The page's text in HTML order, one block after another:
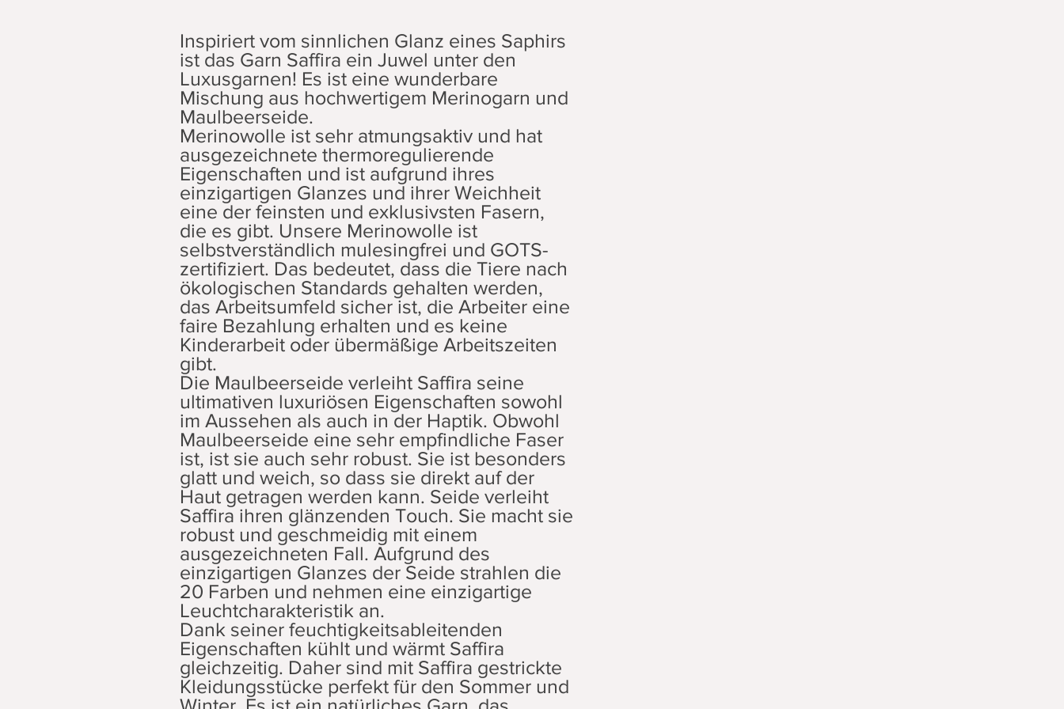
Inspiriert vom sinnlichen Glanz eines Saphirs
ist das Garn Saffira ein Juwel unter den
Luxusgarnen! Es ist eine wunderbare
Mischung aus hochwertigem Merinogarn und
Maulbeerseide.
Merinowolle ist sehr atmungsaktiv und hat
ausgezeichnete thermoregulierende
Eigenschaften und ist aufgrund ihres
einzigartigen Glanzes und ihrer Weichheit
eine der feinsten und exklusivsten Fasern,
die es gibt. Unsere Merinowolle ist
selbstverständlich mulesingfrei und GOTS-
zertifiziert. Das bedeutet, dass die Tiere nach
ökologischen Standards gehalten werden,
das Arbeitsumfeld sicher ist, die Arbeiter eine
faire Bezahlung erhalten und es keine
Kinderarbeit oder übermäßige Arbeitszeiten
gibt.
Die Maulbeerseide verleiht Saffira seine
ultimativen luxuriösen Eigenschaften sowohl
im Aussehen als auch in der Haptik. Obwohl
Maulbeerseide eine sehr empfindliche Faser
ist, ist sie auch sehr robust. Sie ist besonders
glatt und weich, so dass sie direkt auf der
Haut getragen werden kann. Seide verleiht
Saffira ihren glänzenden Touch. Sie macht sie
robust und geschmeidig mit einem
ausgezeichneten Fall. Aufgrund des
einzigartigen Glanzes der Seide strahlen die
20 Farben und nehmen eine einzigartige
Leuchtcharakteristik an.
Dank seiner feuchtigkeitsableitenden
Eigenschaften kühlt und wärmt Saffira
gleichzeitig. Daher sind mit Saffira gestrickte
Kleidungsstücke perfekt für den Sommer und